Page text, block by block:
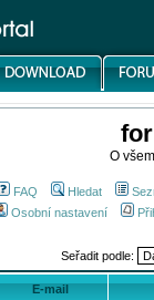
O
FAQ Hledat
Osobní nastavení
Seřadit podle:
E-mail